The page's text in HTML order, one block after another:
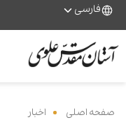
فارسی
صفحه اصلی اخبار